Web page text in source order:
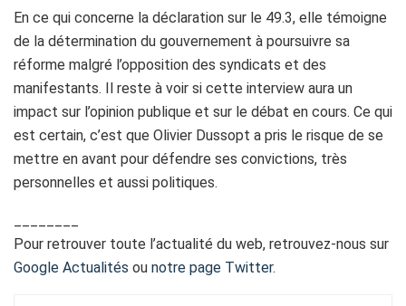
En ce qui concerne la déclaration sur le 49.3, elle témoigne
de la détermination du gouvernement à poursuivre sa
réforme malgré l’opposition des syndicats et des
manifestants. Il reste à voir si cette interview aura un
impact sur l’opinion publique et sur le débat en cours. Ce qui
est certain, c’est que Olivier Dussopt a pris le risque de se
mettre en avant pour défendre ses convictions, très
personnelles et aussi politiques.
Pour retrouver toute l’actualité du web, retrouvez-nous sur
Google Actualités ou notre page Twitter.